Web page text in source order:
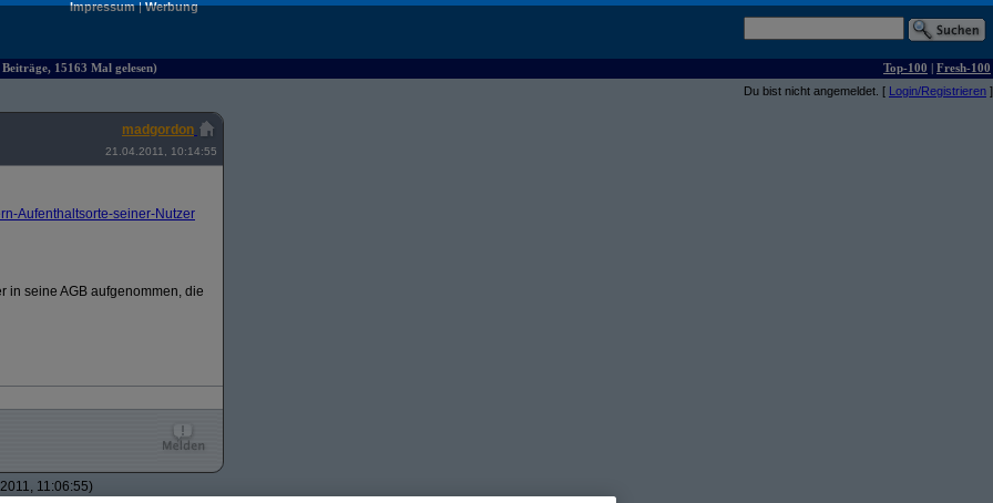
Impressum|Werbung
15163 Mal gelesen) Top-100 | Fresh-100
Du bist nicht angemeldet. [ Login/Registrieren ]
madgordon
21.04.2011, 10:14:55
Aufenthaltsorte-seiner-Nutzer
in seine AGB aufgenommen, die
11:06:55)